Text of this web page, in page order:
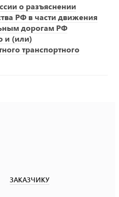
о разъяснении
РФ в части движения
дорогам РФ
и (или)
транспортного
ЗАКАЗЧИКУ